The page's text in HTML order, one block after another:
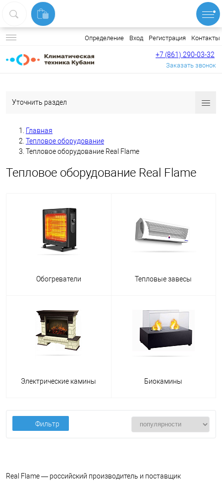
Определение Вход Регистрация Контакты
+7 (861) 290-03-32
Заказать звонок
Уточнить раздел
Главная
Тепловое оборудование
Тепловое оборудование Real Flame
Тепловое оборудование Real Flame
Обогреватели Тепловые завесы
Электрические камины Биокамины
Фильтр
Real Flame — российский производитель и поставщик